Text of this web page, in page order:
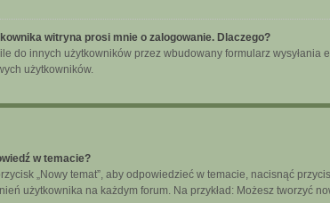
witryna prosi mnie o zalogowanie. Dlaczego?
do innych użytkowników przez wbudowany formularz
użytkowników.
w temacie?
„Nowy temat”, aby odpowiedzieć w temacie, nacisnąć
użytkownika na każdym forum. Na przykład: Możesz tworzyć